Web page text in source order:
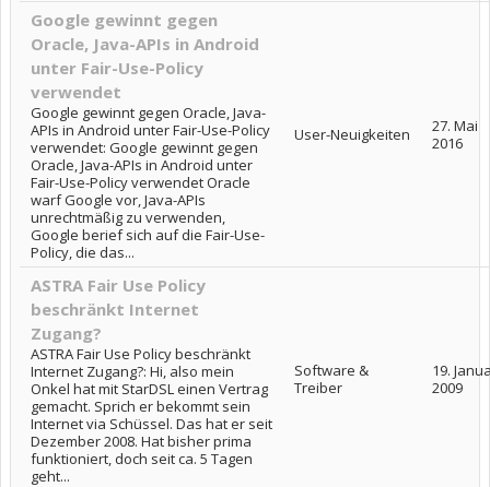
Google gewinnt gegen
Oracle, Java-APIs in Android
unter Fair-Use-Policy
verwendet
Google gewinnt gegen Oracle, Java-
APIs in Android unter Fair-Use-Policy
verwendet: Google gewinnt gegen
Oracle, Java-APIs in Android unter
Fair-Use-Policy verwendet Oracle
warf Google vor, Java-APIs
unrechtmäßig zu verwenden,
Google berief sich auf die Fair-Use-
Policy, die das...
User-Neuigkeiten
27. Mai
2016
ASTRA Fair Use Policy
beschränkt Internet
Zugang?
ASTRA Fair Use Policy beschränkt
Internet Zugang?: Hi, also mein
Onkel hat mit StarDSL einen Vertrag
gemacht. Sprich er bekommt sein
Internet via Schüssel. Das hat er seit
Dezember 2008. Hat bisher prima
funktioniert, doch seit ca. 5 Tagen
geht...
Software &
Treiber
19.
2009